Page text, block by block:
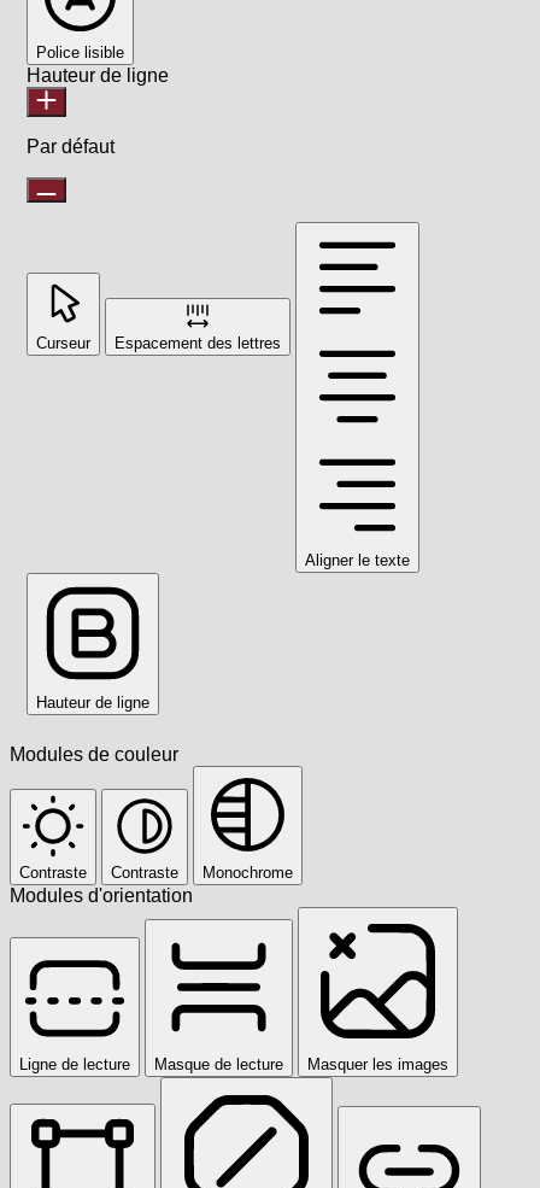
Police lisible
Hauteur de ligne
Par défaut
Curseur Espacement des lettres
Aligner le texte
Hauteur de ligne
Modules de couleur
Contraste Contraste Monochrome
Modules d'orientation
Ligne de lecture Masque de lecture Masquer les images